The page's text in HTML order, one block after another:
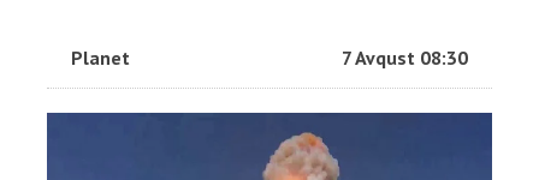
Planet 7 Avqust 08:30